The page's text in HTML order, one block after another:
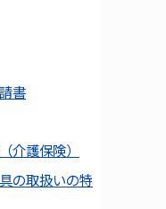
書
介護保険）
の取扱いの特